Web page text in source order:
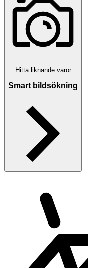
Hitta liknande varor
Smart bildsökning